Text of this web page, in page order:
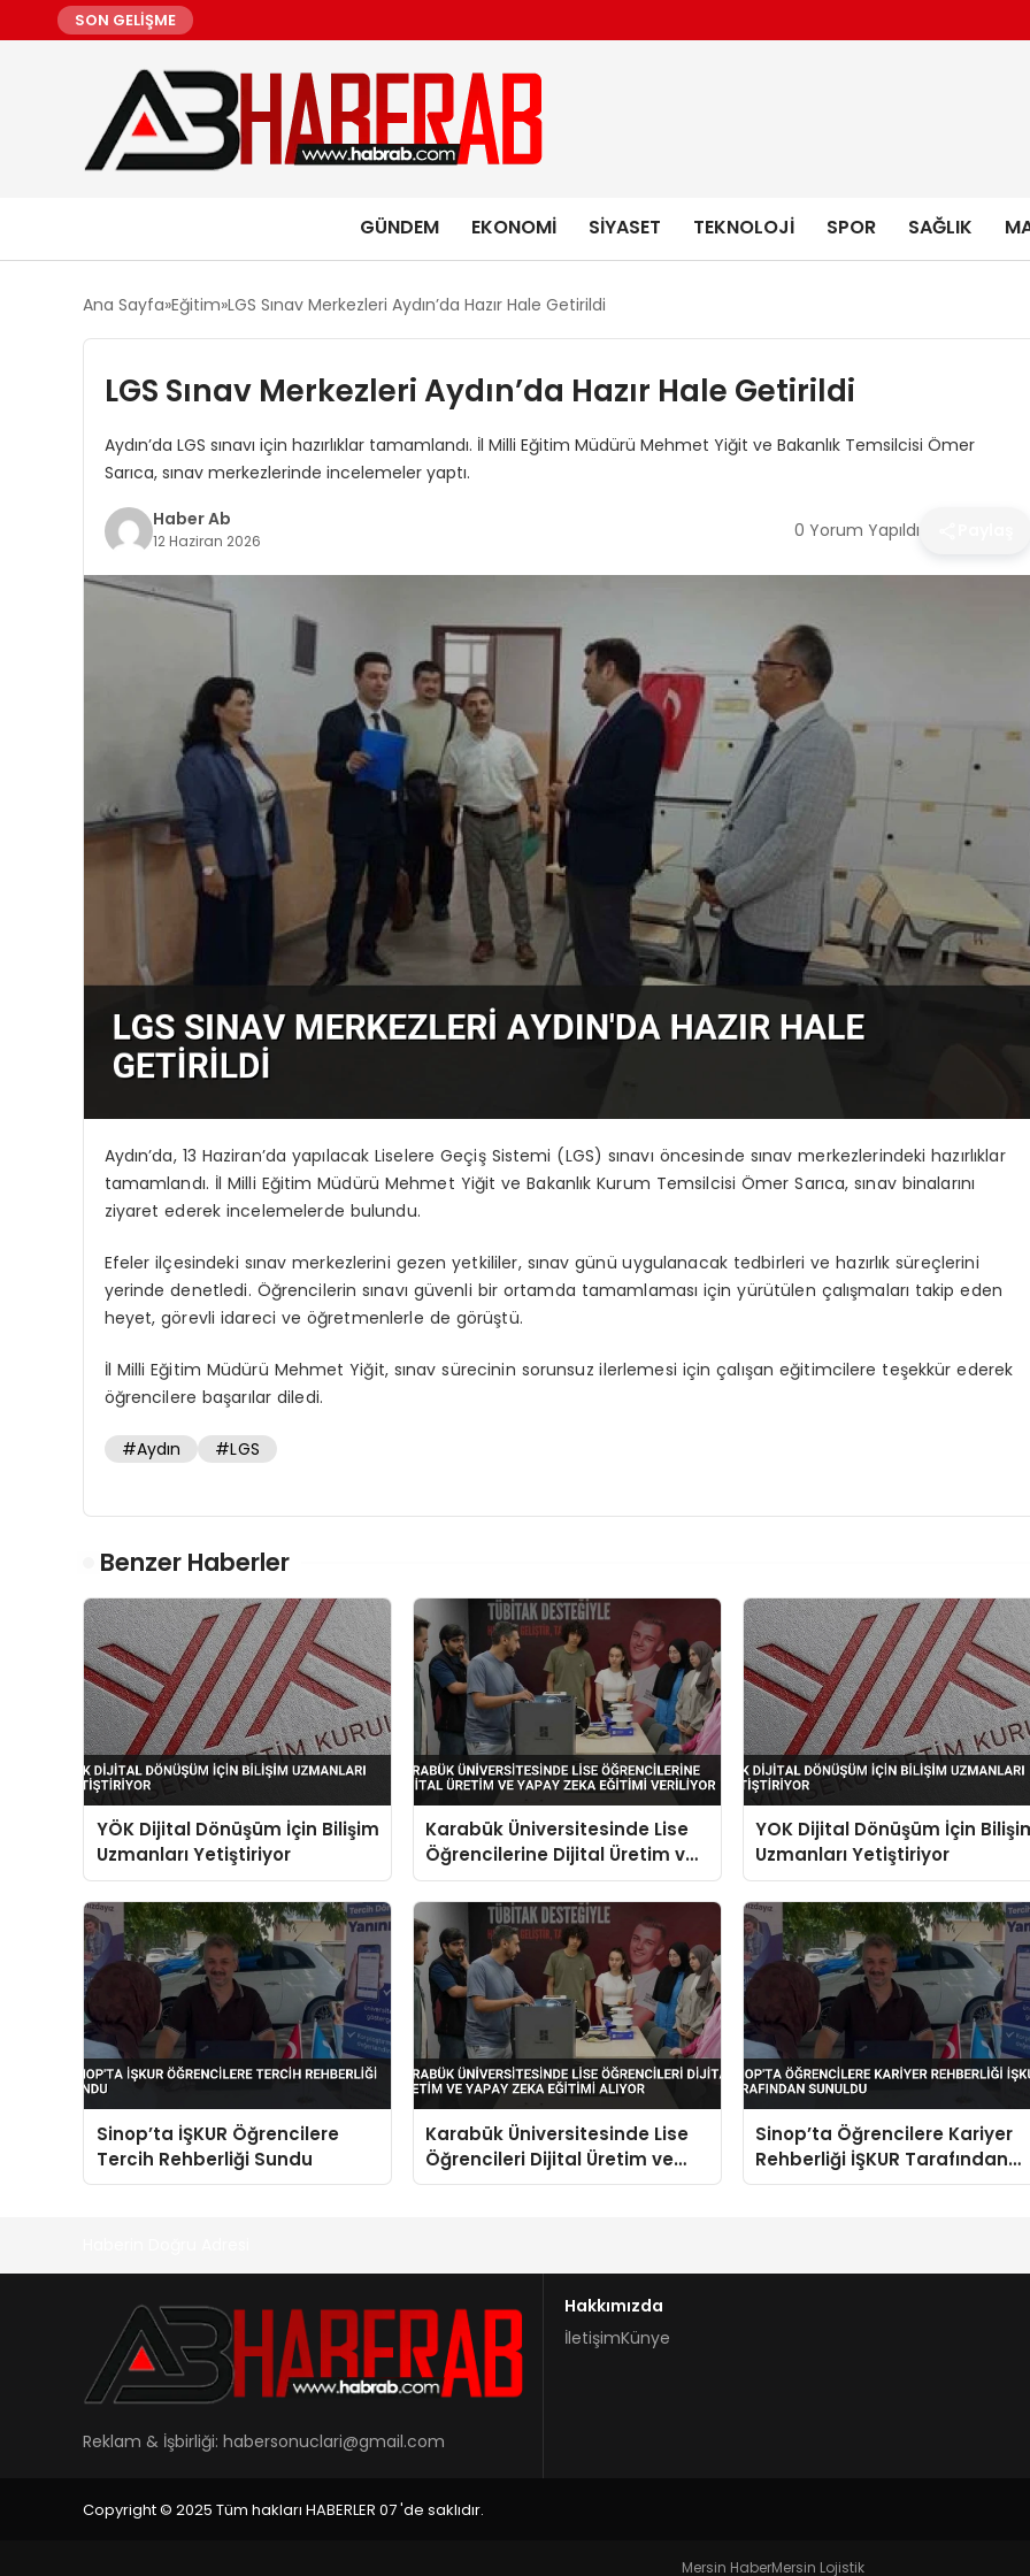
SON GELİŞME
GÜNDEM EKONOMI SIYASET TEKNOLOJI SPOR SAĞLIK
Ana Sayfa Eğitim LGS Sınav Merkezleri Aydın’da Hazır Hale Getirildi
LGS Sınav Merkezleri Aydın’da Hazır Hale Getirildi
Aydın’da LGS sınavı için hazırlıklar tamamlandı. İl Milli Eğitim Müdürü Mehmet Yiğit ve Bakanlık Temsilcisi Ömer
Sarıca, sınav merkezlerinde incelemeler yaptı.
Haber Ab
12 Haziran 2026 0 Yorum Yapıldı
Aydın’da, 13 Haziran’da yapılacak Liselere Geçiş Sistemi (LGS) sınavı öncesinde sınav merkezlerindeki hazırlıklar
tamamlandı. İl Milli Eğitim Müdürü Mehmet Yiğit ve Bakanlık Kurum Temsilcisi Ömer Sarıca, sınav binalarını
ziyaret ederek incelemelerde bulundu.
Efeler ilçesindeki sınav merkezlerini gezen yetkililer, sınav günü uygulanacak tedbirleri ve hazırlık süreçlerini
yerinde denetledi. Öğrencilerin sınavı güvenli bir ortamda tamamlaması için yürütülen çalışmaları takip eden
heyet, görevli idareci ve öğretmenlerle de görüştü.
İl Milli Eğitim Müdürü Mehmet Yiğit, sınav sürecinin sorunsuz ilerlemesi için çalışan eğitimcilere teşekkür ederek
öğrencilere başarılar diledi.
#Aydın #LGS
Benzer Haberler
YÖK Dijital Dönüşüm İçin Bilişim
Uzmanları Yetiştiriyor
Karabük Üniversitesinde Lise
Öğrencilerine Dijital Üretim ve
Yapay Zeka Eğitimi Veriliyor
YOK Dijital Dönüşüm İçin
Uzmanları Yetiştiriyor
Sinop’ta İŞKUR Öğrencilere
Tercih Rehberliği Sundu
Karabük Üniversitesinde Lise
Öğrencileri Dijital Üretim ve
Yapay Zeka Eğitimi Alıyor
Sinop’ta Öğrencilere Kariyer
Rehberliği İŞKUR Tarafından
Sunuldu
Reklam & İşbirliği: habersonuclari@gmail.com
Hakkımızda
İletişimKünye
Copyright © 2025 Tüm hakları HABERLER 07 'de saklıdır.
Mersin HaberMersin Lojistik